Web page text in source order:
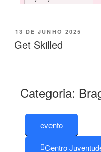
13 DE JUNHO 2025
Get Skilled
Categoria:
evento
Centro